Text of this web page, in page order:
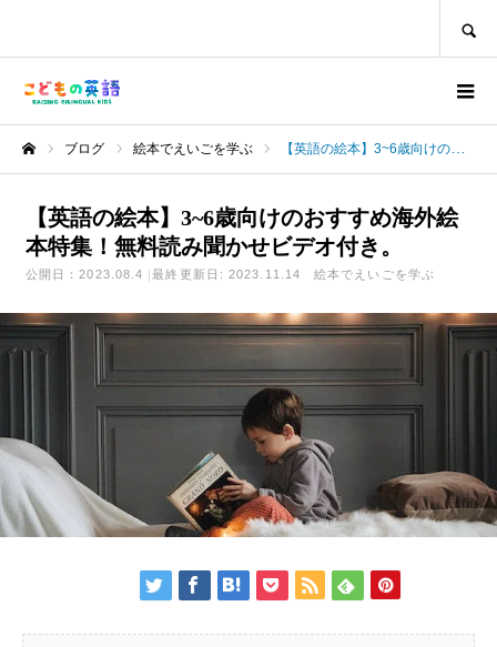
ブログ 絵本でえいごを学ぶ 【英語の絵本】3~6歳向けのおすすめ海外絵本特集！無料読み聞かせビデオ付き。
【英語の絵本】3~6歳向けのおすすめ海外絵
本特集！無料読み聞かせビデオ付き。
公開日：2023.08.4 最終更新日: 2023.11.14 絵本でえいごを学ぶ